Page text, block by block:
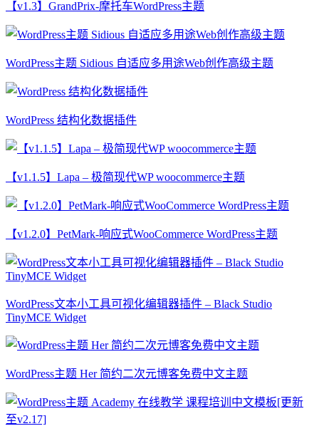
【v1.3】GrandPrix-摩托车WordPress主题
WordPress主题 Sidious 自适应多用途Web创作高级主题
WordPress 结构化数据插件
【v1.1.5】Lapa – 极简现代WP woocommerce主题
【v1.2.0】PetMark-响应式WooCommerce WordPress主题
WordPress文本小工具可视化编辑器插件 – Black Studio
TinyMCE Widget
WordPress主题 Her 简约二次元博客免费中文主题